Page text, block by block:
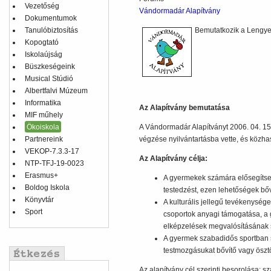
Vezetőség
Dokumentumok
Tanulóbiztosítás
Kopogtató
Iskolaújság
Büszkeségeink
Musical Stúdió
Albertfalvi Múzeum
Informatika
MIF műhely
Ökoiskola
Partnereink
VEKOP-7.3.3-17
NTP-TFJ-19-0023
Erasmus+
Boldog Iskola
Könyvtár
Sport
Vándormadár Alapítvány
Bemutatkozik a
Az Alapítvány bemutatása
A Vándormadár Alapítványt 2006. 04.
végzése nyilvántartásba vette, és
Az Alapítvány célja:
A gyermekek számára
testedzést, ezen lehetőségek
A kulturális jellegű
csoportok anyagi támogatása,
elképzelések megvalósításának
A gyermek szabadidős
testmozgásukat bővítő vagy